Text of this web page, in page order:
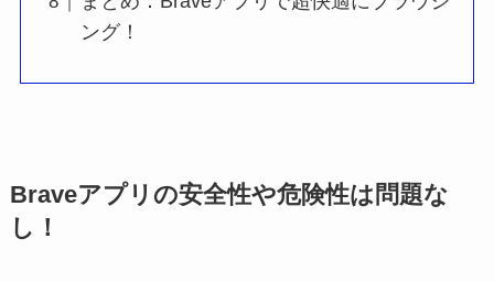
ング！
Braveアプリの安全性や危険性は問題な
し！